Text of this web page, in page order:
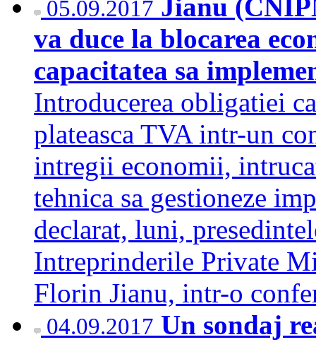
05.09.2017 Jianu
va duce la blocarea
capacitatea sa
Introducerea obligatiei
plateasca TVA intr-un
intregii economii,
tehnica sa gestioneze
declarat, luni,
Intreprinderile Private
Florin Jianu, intr-o
04.09.2017 Un sondaj